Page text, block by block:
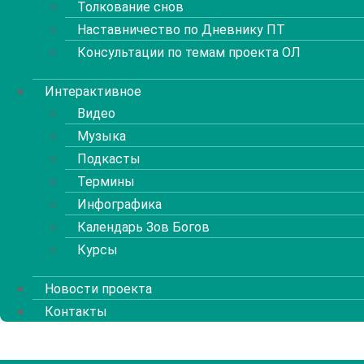
Толкование снов
Наставничество по Дневнику ПТ
Консультации по темам проекта ОЛ
Интерактивное
Видео
Музыка
Подкасты
Термины
Инфографика
Календарь Зов Богов
Курсы
Новости проекта
Контакты